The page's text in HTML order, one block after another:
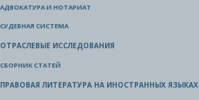
АДВОКАТУРА И НОТАРИАТ
СУДЕБНАЯ СИСТЕМА
ОТРАСЛЕВЫЕ ИССЛЕДОВАНИЯ
СБОРНИК СТАТЕЙ
ПРАВОВАЯ ЛИТЕРАТУРА НА ИНОСТРАННЫХ ЯЗЫКАХ